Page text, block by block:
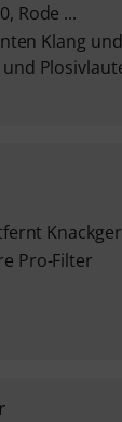
Rode ...
Klang und
Pro-Filter